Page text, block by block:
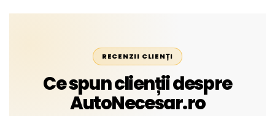
RECENZII CLIENȚI
Ce spun clienții despre
AutoNecesar.ro